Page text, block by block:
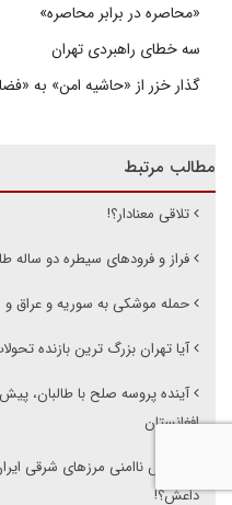
«محاصره در برابر محاصره»
سه خطای راهبردی تهران
گذار خزر از «حاشیه امن» به
مطالب مرتبط
تلاقی معنادار؟!
فراز و فرودهای سیطره دو ساله
حمله موشکی به سوریه و عراق و
آیا تهران بزرگ ترین بازنده
آینده پروسه صلح با طالبان،
افغانستان
افزایش ناامنی مرزهای شرقی
داعش؟!